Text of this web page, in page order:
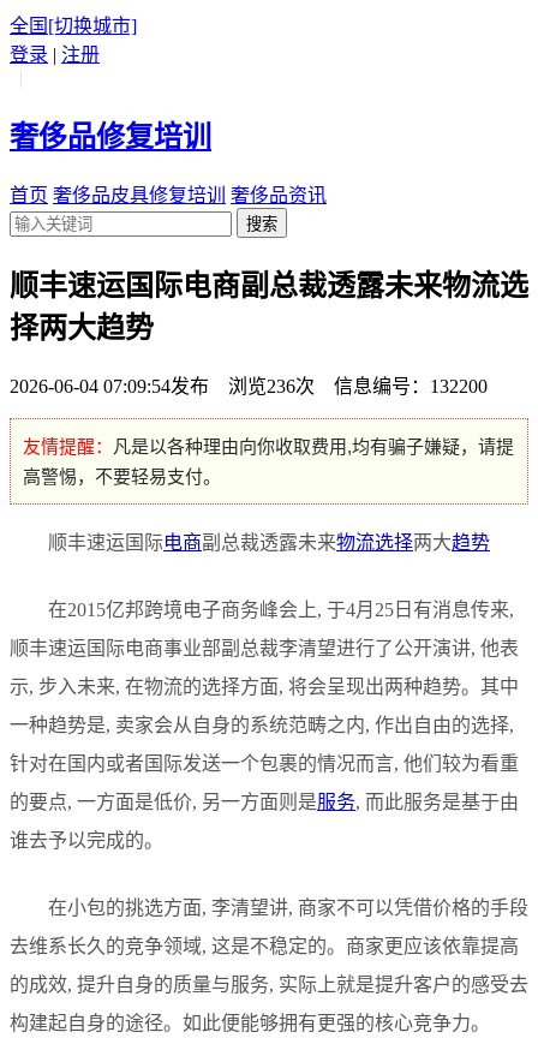
全国 [切换城市]
登录 | 注册
|
奢侈品修复培训
首页 奢侈品皮具修复培训 奢侈品资讯
搜索
顺丰速运国际电商副总裁透露未来物流选
择两大趋势
2026-06-04 07:09:54发布 浏览236次 信息编号：132200
友情提醒：
凡是以各种理由向你收取费用,均有骗子嫌疑，请提
高警惕，不要轻易支付。
顺丰速运国际电商副总裁透露未来物流选择两大趋势
在2015亿邦跨境电子商务峰会上, 于4月25日有消息传来,
顺丰速运国际电商事业部副总裁李清望进行了公开演讲, 他表
示, 步入未来, 在物流的选择方面, 将会呈现出两种趋势。其中
一种趋势是, 卖家会从自身的系统范畴之内, 作出自由的选择,
针对在国内或者国际发送一个包裹的情况而言, 他们较为看重
的要点, 一方面是低价, 另一方面则是服务, 而此服务是基于由
谁去予以完成的。
在小包的挑选方面, 李清望讲, 商家不可以凭借价格的手段
去维系长久的竞争领域, 这是不稳定的。商家更应该依靠提高
的成效, 提升自身的质量与服务, 实际上就是提升客户的感受去
构建起自身的途径。如此便能够拥有更强的核心竞争力。